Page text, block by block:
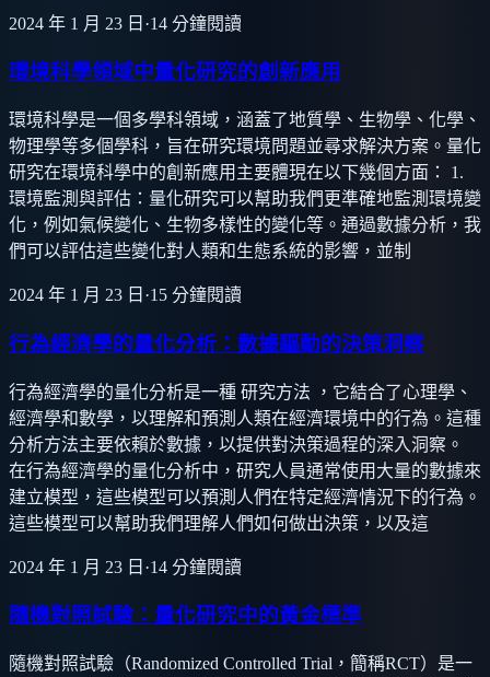
2024 年 1 月 23 日 ·14 分鐘閱讀
環境科學領域中量化研究的創新應用
環境科學是一個多學科領域，涵蓋了地質學、生物學、化學、
物理學等多個學科，旨在研究環境問題並尋求解決方案。量化
研究在環境科學中的創新應用主要體現在以下幾個方面： 1.
環境監測與評估：量化研究可以幫助我們更準確地監測環境變
化，例如氣候變化、生物多樣性的變化等。通過數據分析，我
們可以評估這些變化對人類和生態系統的影響，並制
2024 年 1 月 23 日 ·15 分鐘閱讀
行為經濟學的量化分析：數據驅動的決策洞察
行為經濟學的量化分析是一種 研究方法 ，它結合了心理學、
經濟學和數學，以理解和預測人類在經濟環境中的行為。這種
分析方法主要依賴於數據，以提供對決策過程的深入洞察。
在行為經濟學的量化分析中，研究人員通常使用大量的數據來
建立模型，這些模型可以預測人們在特定經濟情況下的行為。
這些模型可以幫助我們理解人們如何做出決策，以及這
2024 年 1 月 23 日 ·14 分鐘閱讀
隨機對照試驗：量化研究中的黃金標準
隨機對照試驗（Randomized Controlled Trial，簡稱RCT）是一